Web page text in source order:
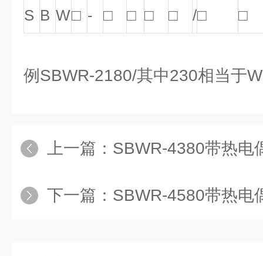
S B W□ - □ □ □ □ /□ □
例SBWR-2180/其中230相当于
上一篇： SBWR-4380带热电偶
下一篇： SBWR-4580带热电偶